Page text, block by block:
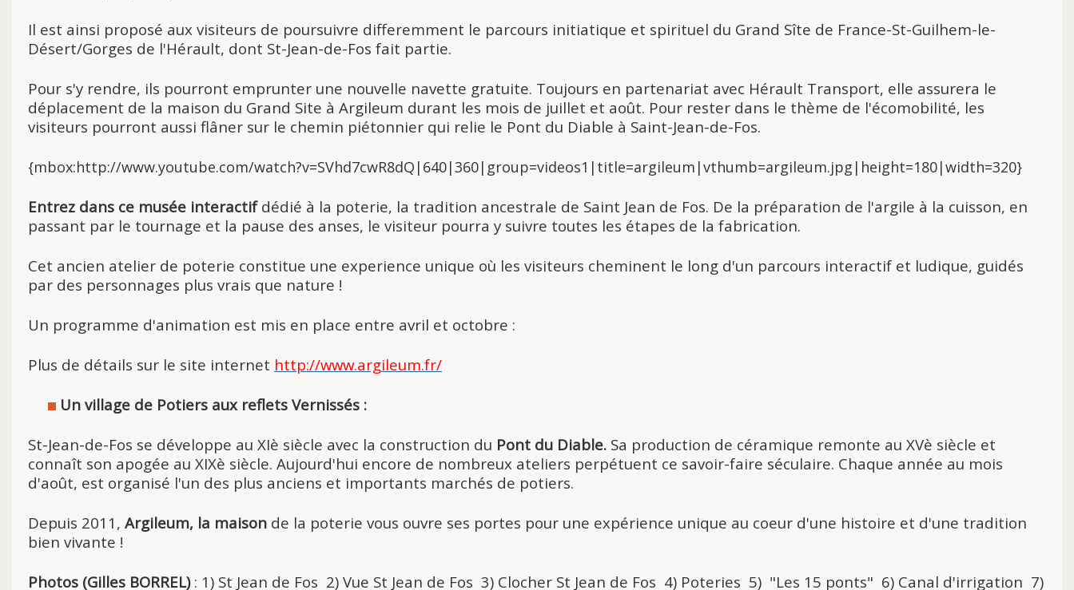
Il est ainsi proposé aux visiteurs de poursuivre differemment le parcours initiatique et spirituel du Grand Sîte de France-St-Guilhem-le-
Désert/Gorges de l'Hérault, dont St-Jean-de-Fos fait partie.
Pour s'y rendre, ils pourront emprunter une nouvelle navette gratuite. Toujours en partenariat avec Hérault Transport, elle assurera le
déplacement de la maison du Grand Site à Argileum durant les mois de juillet et août. Pour rester dans le thème de l'écomobilité, les
visiteurs pourront aussi flâner sur le chemin piétonnier qui relie le Pont du Diable à Saint-Jean-de-Fos.
{mbox:http://www.youtube.com/watch?v=SVhd7cwR8dQ|640|360|group=videos1|title=argileum|vthumb=argileum.jpg|height=180|width=320}
Entrez dans ce musée interactifdédié à la poterie, la tradition ancestrale de Saint Jean de Fos. De la préparation de l'argile à la cuisson, en
passant par le tournage et la pause des anses, le visiteur pourra y suivre toutes les étapes de la fabrication.
Cet ancien atelier de poterie constitue une experience unique où les visiteurs cheminent le long d'un parcours interactif et ludique, guidés
par des personnages plus vrais que nature !
Un programme d'animation est mis en place entre avril et octobre :
Plus de détails sur le site internet http://www.argileum.fr/
Un village de Potiers aux reflets Vernissés :
St-Jean-de-Fos se développe au XIè siècle avec la construction du Pont du Diable. Sa production de céramique remonte au XVè siècle et
connaît son apogée au XIXè siècle. Aujourd'hui encore de nombreux ateliers perpétuent ce savoir-faire séculaire. Chaque année au mois
d'août, est organisé l'un des plus anciens et importants marchés de potiers.
Depuis 2011, Argileum, la maison de la poterie vous ouvre ses portes pour une expérience unique au coeur d'une histoire et d'une tradition
bien vivante !
Photos (Gilles BORREL): 1) St Jean de Fos 2) Vue St Jean de Fos 3) Clocher St Jean de Fos 4) Poteries 5) "Les 15 ponts" 6) Canal d'irrigation 7)